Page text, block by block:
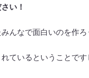
い！
んなで面白いのを作ろ
いるということです